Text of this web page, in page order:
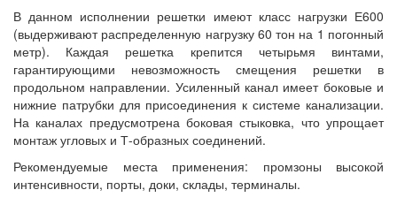
В данном исполнении решетки имеют класс нагрузки Е600
(выдерживают распределенную нагрузку 60 тон на 1 погонный
метр). Каждая решетка крепится четырьмя винтами,
гарантирующими невозможность смещения решетки в
продольном направлении. Усиленный канал имеет боковые и
нижние патрубки для присоединения к системе канализации.
На каналах предусмотрена боковая стыковка, что упрощает
монтаж угловых и Т-образных соединений.
Рекомендуемые места применения: промзоны высокой
интенсивности, порты, доки, склады, терминалы.